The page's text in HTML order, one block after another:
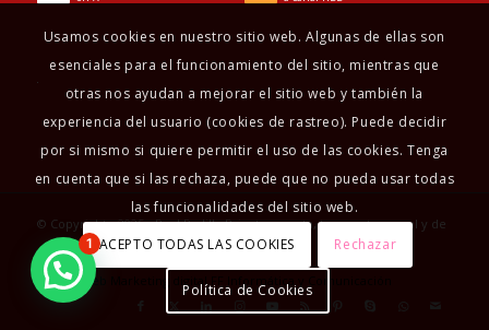
© Copyright - 2025 - Raul Padilla Psicoterapeuta, terapeuta sexual y de
pareja
Diseño Web
Usamos cookies en nuestro sitio web. Algunas de ellas son
esenciales para el funcionamiento del sitio, mientras que
otras nos ayudan a mejorar el sitio web y también la
experiencia del usuario (cookies de rastreo). Puede decidir
por si mismo si quiere permitir el uso de las cookies. Tenga
en cuenta que si las rechaza, puede que no pueda usar todas
las funcionalidades del sitio web.
ACEPTO TODAS LAS COOKIES Rechazar
Política de Cookies
1